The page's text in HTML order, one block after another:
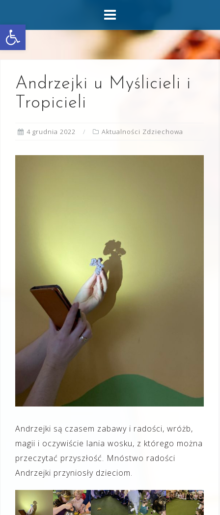
Otwórz pasek narzędzi
content
Andrzejki u Myślicieli i
Tropicieli
4 grudnia 2022 Aktualności Zdziechowa
Andrzejki są czasem zabawy i radości, wróżb,
magii i oczywiście lania wosku, z którego można
przeczytać przyszłość. Mnóstwo radości
Andrzejki przyniosły dzieciom.